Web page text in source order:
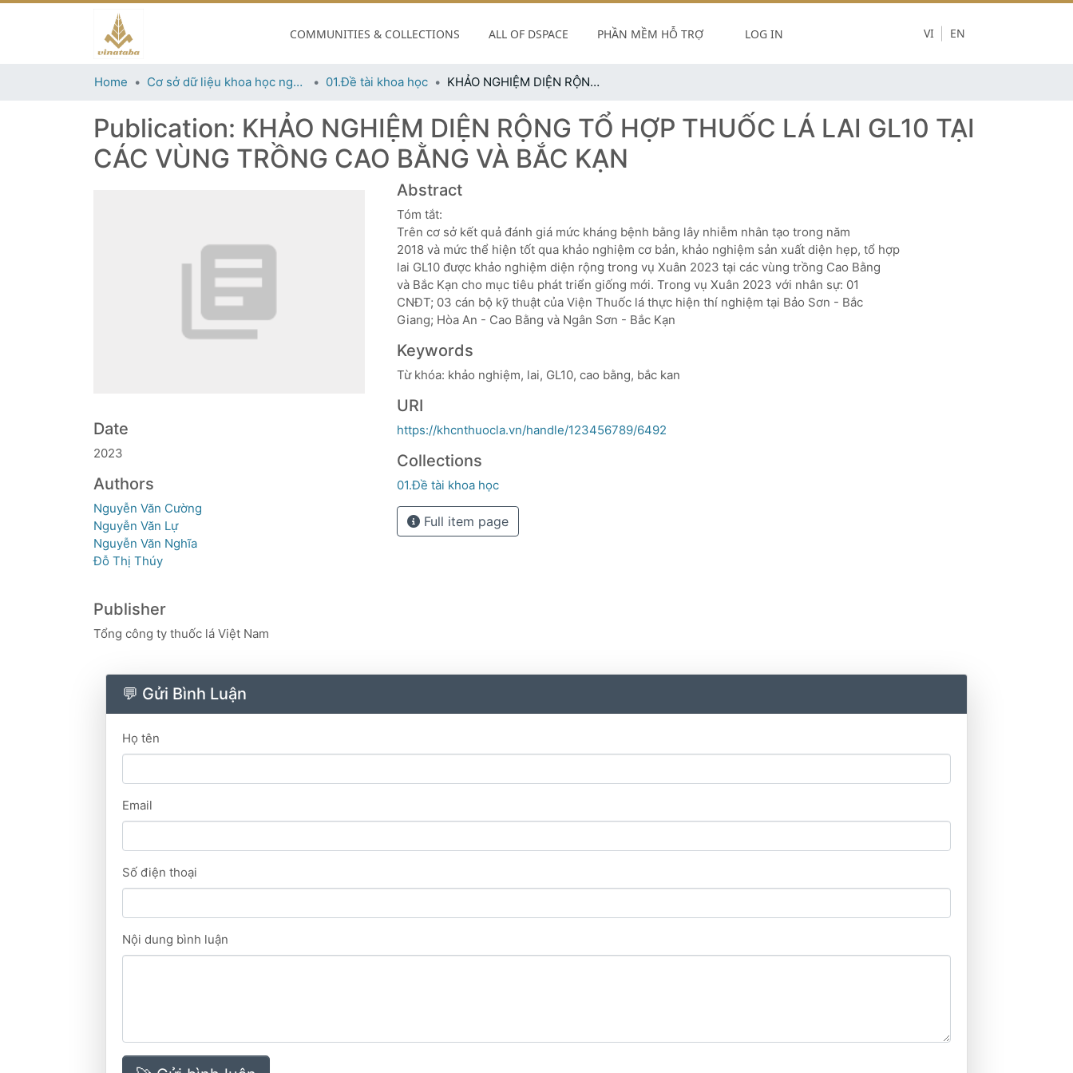
COMMUNITIES & COLLECTIONS ALL OF DSPACE PHẦN MỀM HỖ TRỢ LOG IN EN
VI
Home Cơ sở dữ liệu khoa học ngành thuốc lá 01.Đề tài khoa học KHẢO NGHIỆM DIỆN RỘNG TỔ HỢP THUỐC LÁ LAI GL10 TẠI CÁC VÙNG TRỒNG CAO BẰNG VÀ BẮC KẠN
Publication: KHẢO NGHIỆM DIỆN RỘNG TỔ HỢP THUỐC LÁ LAI GL10 TẠI
CÁC VÙNG TRỒNG CAO BẰNG VÀ BẮC KẠN
Date
2023
Authors
Nguyễn Văn Cường
Nguyễn Văn Lự
Nguyễn Văn Nghĩa
Đỗ Thị Thúy
Publisher
Tổng công ty thuốc lá Việt Nam
Abstract
Tóm tắt:
Trên cơ sở kết quả đánh giá mức kháng bệnh bằng lây nhiễm nhân tạo trong năm
2018 và mức thể hiện tốt qua khảo nghiệm cơ bản, khảo nghiệm sản xuất diện hẹp, tổ hợp
lai GL10 được khảo nghiệm diện rộng trong vụ Xuân 2023 tại các vùng trồng Cao Bằng
và Bắc Kạn cho mục tiêu phát triển giống mới. Trong vụ Xuân 2023 với nhân sự: 01
CNĐT; 03 cán bộ kỹ thuật của Viện Thuốc lá thực hiện thí nghiệm tại Bảo Sơn - Bắc
Giang; Hòa An - Cao Bằng và Ngân Sơn - Bắc Kạn
Keywords
Từ khóa: khảo nghiệm, lai, GL10, cao bằng, bắc kan
URI
https://khcnthuocla.vn/handle/123456789/6492
Collections
01.Đề tài khoa học
Full item page
💬 Gửi Bình Luận
Họ tên
Email
Số điện thoại
Nội dung bình luận